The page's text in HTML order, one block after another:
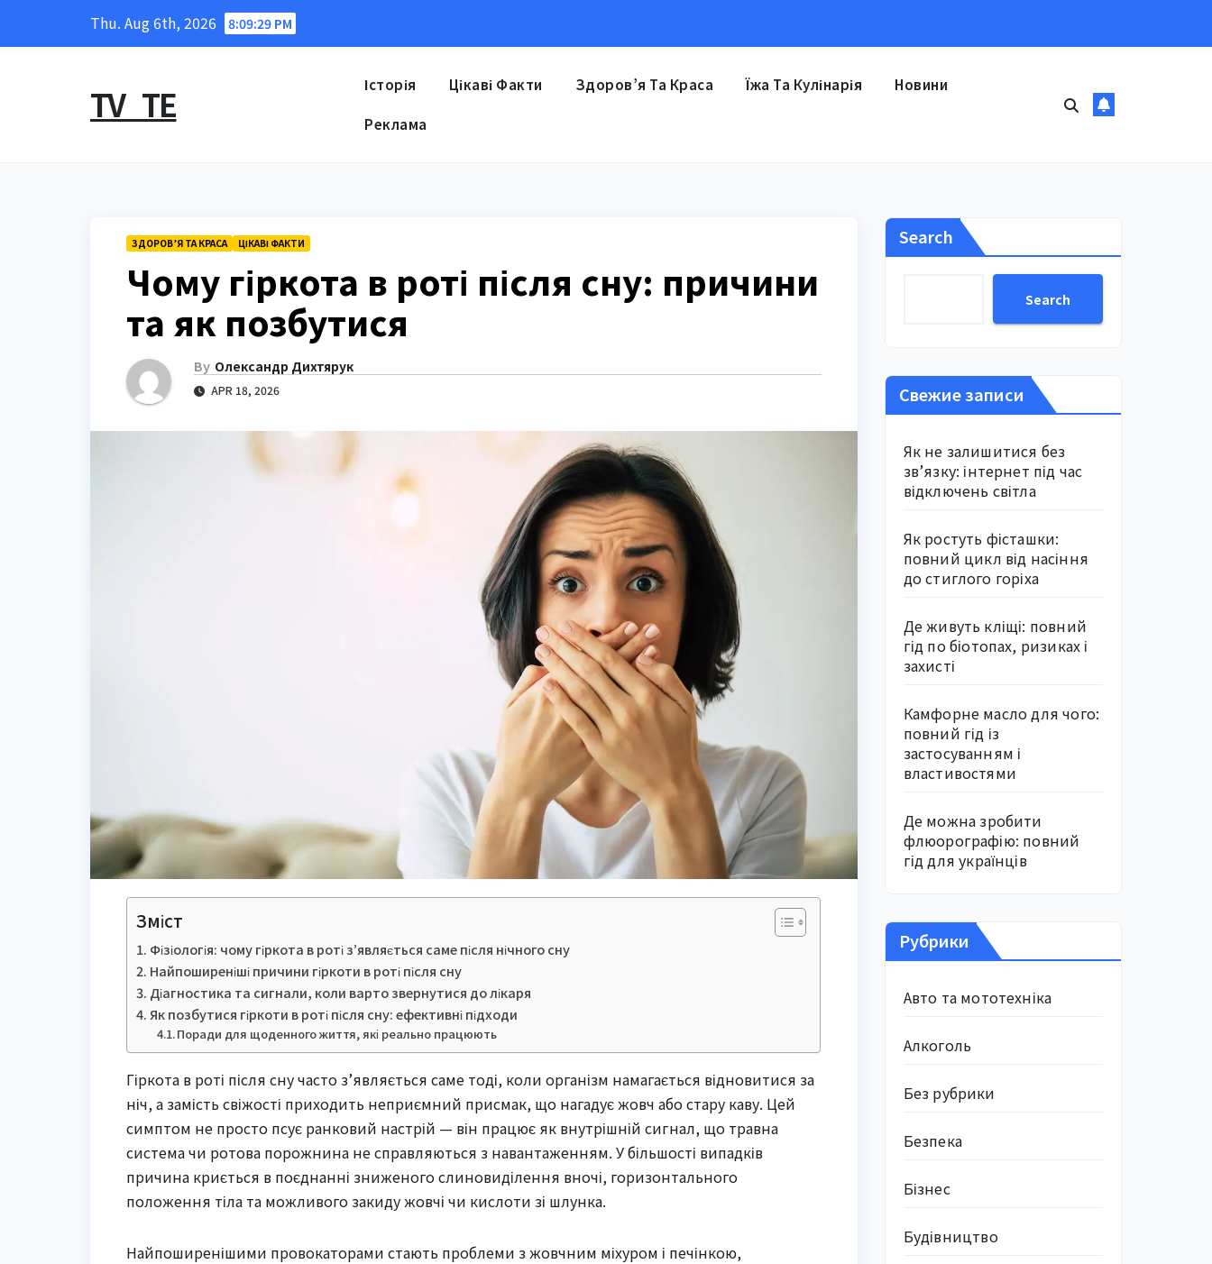
Thu. Aug 6th, 2026 8:09:30 PM
TV_TE Історія Цікаві Факти Здоров’я Та Краса Їжа Та Кулінарія Новини
Реклама
ЗДОРОВ’Я ТА КРАСА ЦІКАВІ ФАКТИ
Чому гіркота в роті після сну: причини
та як позбутися
By Олександр Дихтярук
APR 18, 2026
Зміст
Фізіологія: чому гіркота в роті з’являється саме після нічного сну
Найпоширеніші причини гіркоти в роті після сну
Діагностика та сигнали, коли варто звернутися до лікаря
Як позбутися гіркоти в роті після сну: ефективні підходи
Поради для щоденного життя, які реально працюють
Гіркота в роті після сну часто з’являється саме тоді, коли організм намагається відновитися за
ніч, а замість свіжості приходить неприємний присмак, що нагадує жовч або стару каву. Цей
симптом не просто псує ранковий настрій — він працює як внутрішній сигнал, що травна
система чи ротова порожнина не справляються з навантаженням. У більшості випадків
причина криється в поєднанні зниженого слиновиділення вночі, горизонтального
положення тіла та можливого закиду жовчі чи кислоти зі шлунка.
Найпоширенішими провокаторами стають проблеми з жовчним міхуром і печінкою,
Search
Search
Свежие записи
Як не залишитися без
зв’язку: інтернет під час
відключень світла
Як ростуть фісташки:
повний цикл від насіння
до стиглого горіха
Де живуть кліщі: повний
гід по біотопах, ризиках і
захисті
Камфорне масло для чого:
повний гід із
застосуванням і
властивостями
Де можна зробити
флюорографію: повний
гід для українців
Рубрики
Авто та мототехніка
Алкоголь
Без рубрики
Безпека
Бізнес
Будівництво